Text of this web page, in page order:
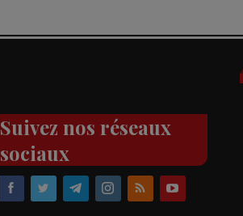
Suivez nos réseaux
sociaux